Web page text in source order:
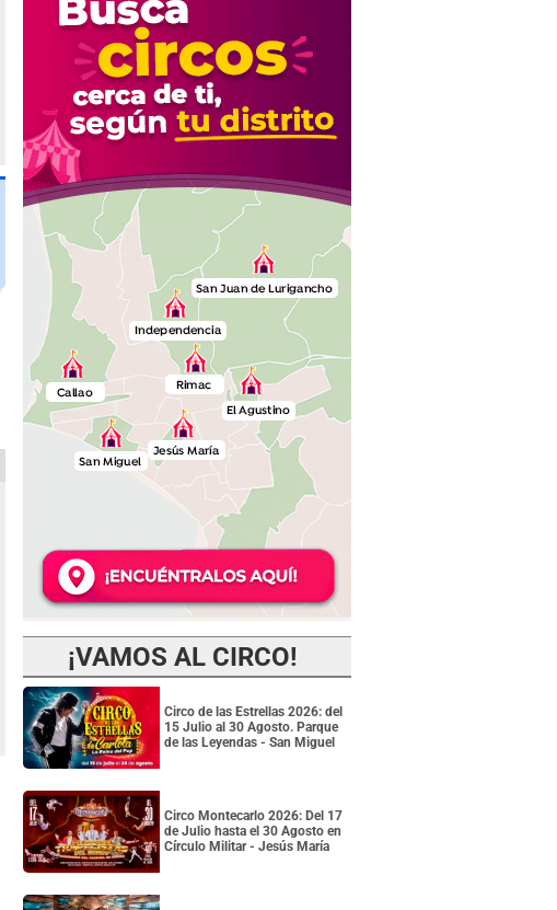
¡VAMOS AL CIRCO!
Circo de las Estrellas 2026: del
15 Julio al 30 Agosto. Parque
de las Leyendas - San Miguel
Circo Montecarlo 2026: Del 17
de Julio hasta el 30 Agosto en
Círculo Militar - Jesús María